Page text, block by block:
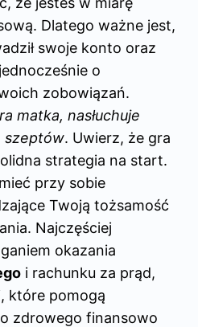
Dlatego ważne jest,
swoje konto oraz
o
zobowiązań.
matka, nasłuchuje
szeptów. Uwierz, że gra
strategia na start.
przy sobie
Twoją tożsamość
Najczęściej
okazania
i rachunku za prąd,
które pomogą
zdrowego finansowo